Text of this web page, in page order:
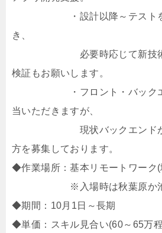
・設計以降～テストを中
き、
必要時応じて新技術導
検証もお願いします。
・フロント・バックエン
当いただきますが、
現状バックエンドが得
方を募集しております。
◆作業場所：基本リモートワーク(
※入場時は秋葉原か池袋
◆期間：10月1日～長期
◆単価：スキル見合い(60～65万